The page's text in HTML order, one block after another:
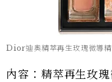
Dior迪奧精萃再生玫瑰微導
內容：精萃再生玫